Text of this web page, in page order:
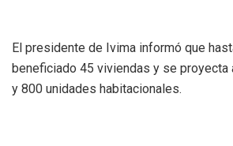
El presidente de Ivima informó que
beneficiado 45 viviendas y se proyecta
y 800 unidades habitacionales.